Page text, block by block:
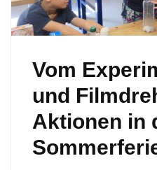
Vom
und
Aktionen in